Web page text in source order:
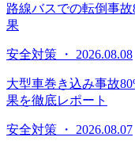
路線バスでの転倒事
果
安全対策 ・ 2026.08.08
大型車巻き込み事故
果を徹底レポート
安全対策 ・ 2026.08.07